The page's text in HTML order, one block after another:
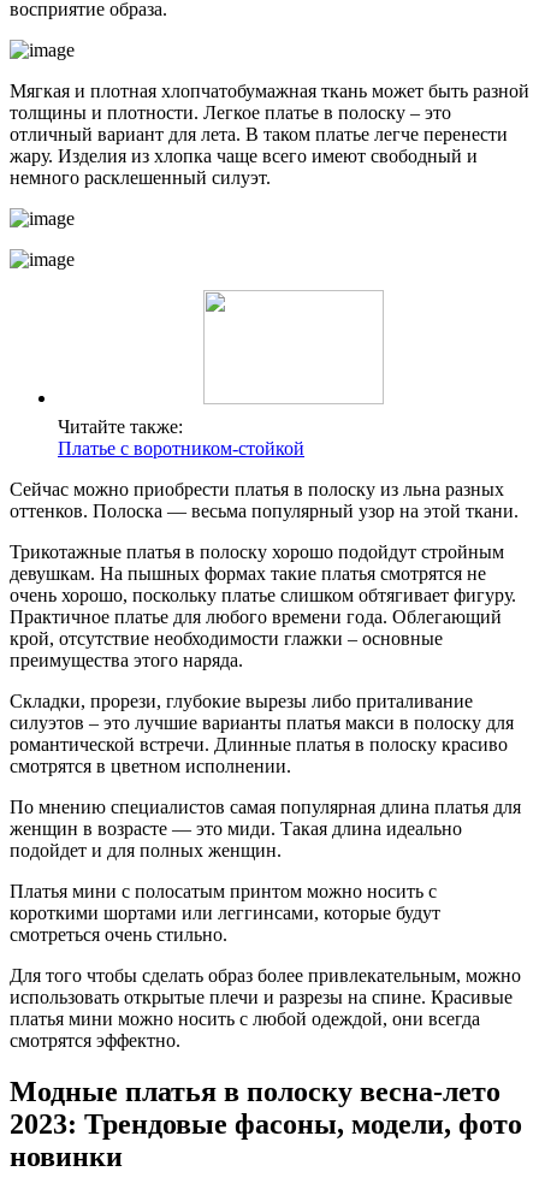
восприятие образа.
Мягкая и плотная хлопчатобумажная ткань может быть разной
толщины и плотности. Легкое платье в полоску – это
отличный вариант для лета. В таком платье легче перенести
жару. Изделия из хлопка чаще всего имеют свободный и
немного расклешенный силуэт.
Читайте также:
Платье с воротником-стойкой
Сейчас можно приобрести платья в полоску из льна разных
оттенков. Полоска — весьма популярный узор на этой ткани.
Трикотажные платья в полоску хорошо подойдут стройным
девушкам. На пышных формах такие платья смотрятся не
очень хорошо, поскольку платье слишком обтягивает фигуру.
Практичное платье для любого времени года. Облегающий
крой, отсутствие необходимости глажки – основные
преимущества этого наряда.
Складки, прорези, глубокие вырезы либо приталивание
силуэтов – это лучшие варианты платья макси в полоску для
романтической встречи. Длинные платья в полоску красиво
смотрятся в цветном исполнении.
По мнению специалистов самая популярная длина платья для
женщин в возрасте — это миди. Такая длина идеально
подойдет и для полных женщин.
Платья мини с полосатым принтом можно носить с
короткими шортами или леггинсами, которые будут
смотреться очень стильно.
Для того чтобы сделать образ более привлекательным, можно
использовать открытые плечи и разрезы на спине. Красивые
платья мини можно носить с любой одеждой, они всегда
смотрятся эффектно.
Модные платья в полоску весна-лето
2023: Трендовые фасоны, модели, фото
новинки